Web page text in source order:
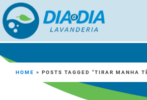
HOME » POSTS TAGGED "TIRAR MANHA